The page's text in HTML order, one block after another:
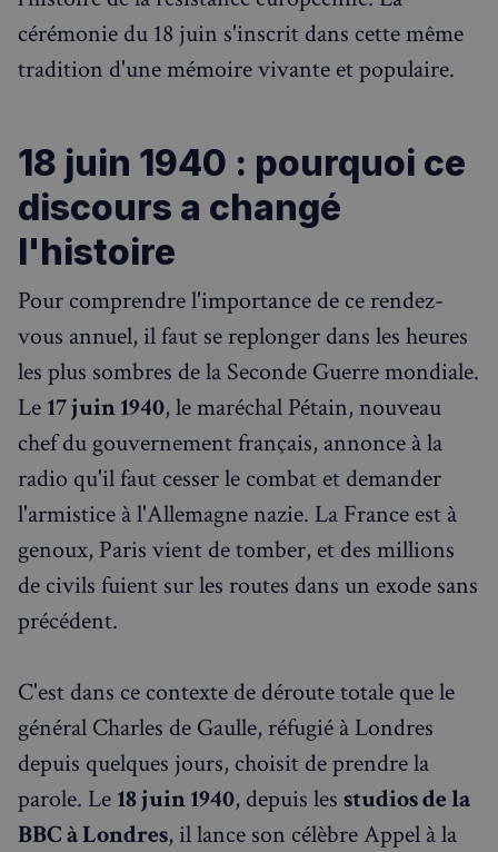
cérémonie du 18 juin s'inscrit dans cette même
tradition d'une mémoire vivante et populaire.
18 juin 1940 : pourquoi ce
discours a changé
l'histoire
Pour comprendre l'importance de ce rendez-
vous annuel, il faut se replonger dans les heures
les plus sombres de la Seconde Guerre mondiale.
Le 17 juin 1940, le maréchal Pétain, nouveau
chef du gouvernement français, annonce à la
radio qu'il faut cesser le combat et demander
l'armistice à l'Allemagne nazie. La France est à
genoux, Paris vient de tomber, et des millions
de civils fuient sur les routes dans un exode sans
précédent.
C'est dans ce contexte de déroute totale que le
général Charles de Gaulle, réfugié à Londres
depuis quelques jours, choisit de prendre la
parole. Le 18 juin 1940, depuis les studios de la
BBC à Londres, il lance son célèbre Appel à la